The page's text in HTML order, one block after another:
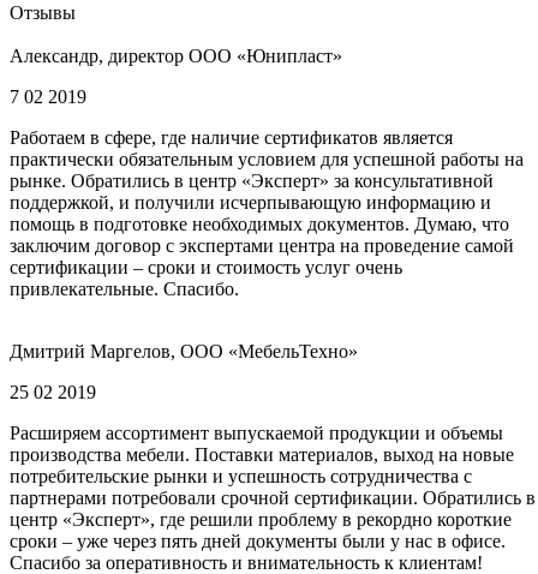
Отзывы
Александр, директор ООО «Юнипласт»
7 02 2019
Работаем в сфере, где наличие сертификатов является
практически обязательным условием для успешной работы на
рынке. Обратились в центр «Эксперт» за консультативной
поддержкой, и получили исчерпывающую информацию и
помощь в подготовке необходимых документов. Думаю, что
заключим договор с экспертами центра на проведение самой
сертификации – сроки и стоимость услуг очень
привлекательные. Спасибо.
Дмитрий Маргелов, ООО «МебельТехно»
25 02 2019
Расширяем ассортимент выпускаемой продукции и объемы
производства мебели. Поставки материалов, выход на новые
потребительские рынки и успешность сотрудничества с
партнерами потребовали срочной сертификации. Обратились в
центр «Эксперт», где решили проблему в рекордно короткие
сроки – уже через пять дней документы были у нас в офисе.
Спасибо за оперативность и внимательность к клиентам!